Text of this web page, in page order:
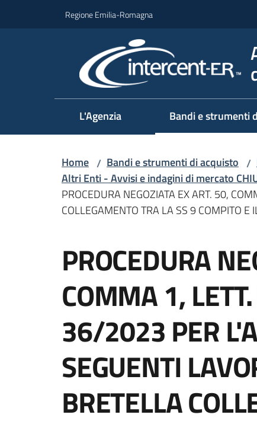
Regione Emilia-Romagna
L'Agenzia Bandi e strumenti
Home / Bandi e strumenti di acquisto /
Altri Enti - Avvisi e indagini di mercato
PROCEDURA NEGOZIATA EX ART. 50,
COLLEGAMENTO TRA LA SS 9 COMPITO
PROCEDURA
COMMA 1,
36/2023 PER
SEGUENTI
BRETELLA